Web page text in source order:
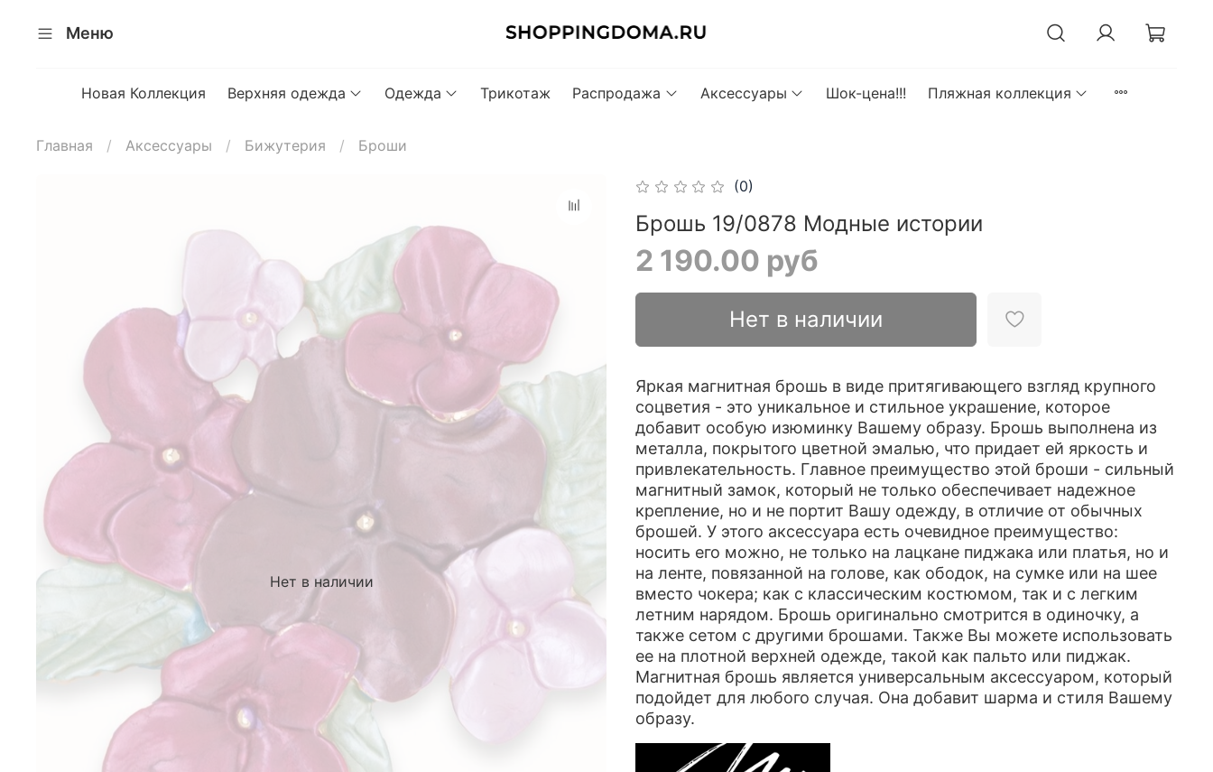
Меню
Новая Коллекция Верхняя одежда Одежда Трикотаж Распродажа Аксессуары Шок-цена!!! Пляжная коллекция
Главная Аксессуары Бижутерия Броши
Нет в наличии
(0)
Брошь 19/0878 Модные истории
2 190.00 руб
Нет в наличии
Яркая магнитная брошь в виде притягивающего взгляд крупного
соцветия - это уникальное и стильное украшение, которое
добавит особую изюминку Вашему образу. Брошь выполнена из
металла, покрытого цветной эмалью, что придает ей яркость и
привлекательность. Главное преимущество этой броши - сильный
магнитный замок, который не только обеспечивает надежное
крепление, но и не портит Вашу одежду, в отличие от обычных
брошей. У этого аксессуара есть очевидное преимущество:
носить его можно, не только на лацкане пиджака или платья, но и
на ленте, повязанной на голове, как ободок, на сумке или на шее
вместо чокера; как с классическим костюмом, так и с легким
летним нарядом. Брошь оригинально смотрится в одиночку, а
также сетом с другими брошами. Также Вы можете использовать
ее на плотной верхней одежде, такой как пальто или пиджак.
Магнитная брошь является универсальным аксессуаром, который
подойдет для любого случая. Она добавит шарма и стиля Вашему
образу.